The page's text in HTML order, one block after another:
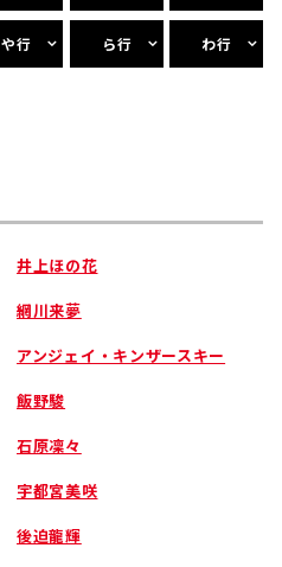
や行 ら行 わ行
井上ほの花
網川来夢
アンジェイ・キンザースキー
飯野駿
石原凜々
宇都宮美咲
後迫龍輝